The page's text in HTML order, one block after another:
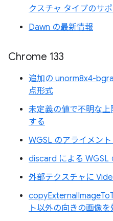
クスチャ タイプのサ
Dawn の最新情報
Chrome 133
追加の unorm8x4-
点形式
未定義の値で不明な
する
WGSL のアライメン
discard による WGSL
外部テクスチャに
ト以外の向きの画像を